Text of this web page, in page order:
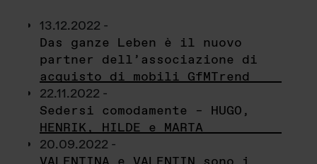
13.12.2022 -
Das ganze Leben è il nuovo
partner dell’associazione di
acquisto di mobili GfMTrend
22.11.2022 -
Sedersi comodamente – HUGO,
HENRIK, HILDE e MARTA
20.09.2022 -